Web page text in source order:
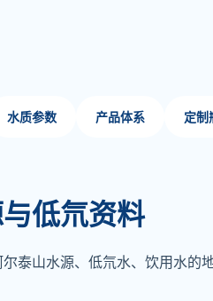
水质参数 产品体系 定制
低氘资料
泰山水源、低氘水、饮用水